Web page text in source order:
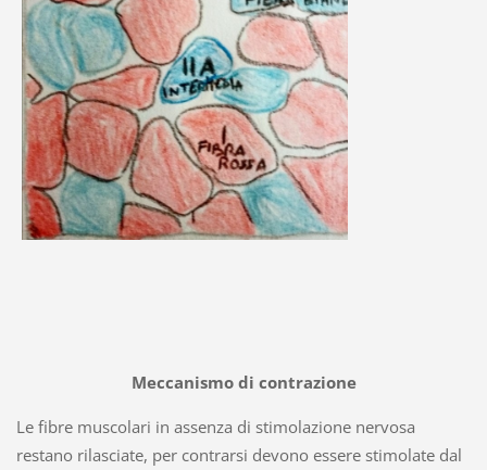
Meccanismo di contrazione
Le fibre muscolari in assenza di stimolazione nervosa
restano rilasciate, per contrarsi devono essere stimolate dal